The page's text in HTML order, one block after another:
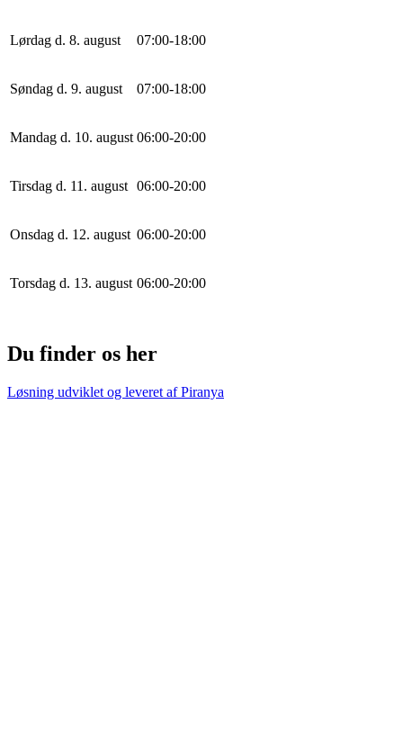
Lørdag d. 8. august 07:00-18:00
Søndag d. 9. august 07:00-18:00
Mandag d. 10. august 06:00-20:00
Tirsdag d. 11. august 06:00-20:00
Onsdag d. 12. august 06:00-20:00
Torsdag d. 13. august 06:00-20:00
Du finder os her
Løsning udviklet og leveret afPiranya